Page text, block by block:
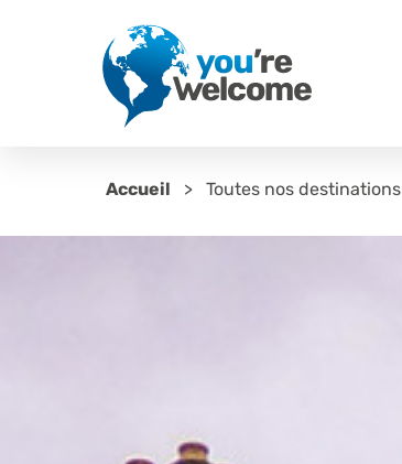
Accueil Toutes nos destinations